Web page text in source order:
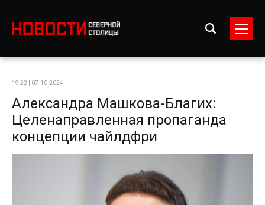
19:22 | 07-10-2024
Александра Машкова-Благих:
Целенаправленная пропаганда
концепции чайлдфри